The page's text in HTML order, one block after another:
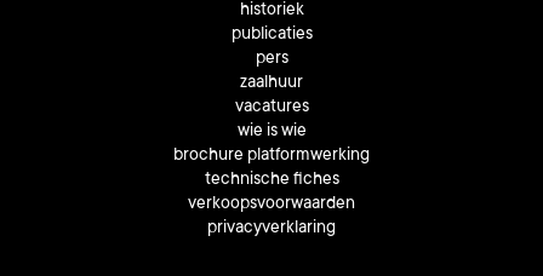
historiek
publicaties
pers
zaalhuur
vacatures
wie is wie
brochure platformwerking
technische fiches
verkoopsvoorwaarden
privacyverklaring